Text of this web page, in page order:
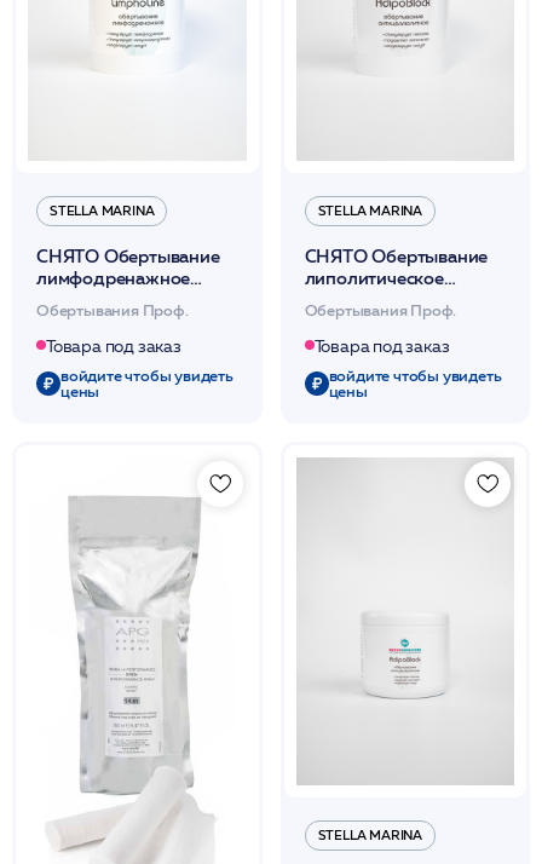
STELLA MARINA
СНЯТО Обертывание
лимфодренажное
«LimphoLine»
(термически
нейтральное д/тела)
1000мл /Stella Marina*
Обертывания Проф.
Товара под заказ
войдите чтобы увидеть
цены
STELLA MARINA
СНЯТО Обертывание
липолитическое
«AdipoBlock»
(термически
нейтральное д/тела)
1000мл /Stella Marina*
Обертывания Проф.
Товара под заказ
войдите чтобы увидеть
цены
STELLA MARINA